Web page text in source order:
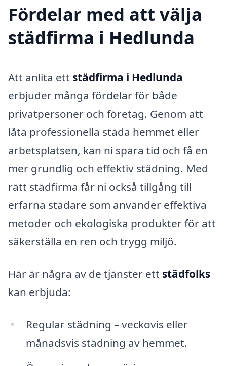
Fördelar med att välja
städfirma i Hedlunda
Att anlita ett städfirma i Hedlunda
erbjuder många fördelar för både
privatpersoner och företag. Genom att
låta professionella städa hemmet eller
arbetsplatsen, kan ni spara tid och få en
mer grundlig och effektiv städning. Med
rätt städfirma får ni också tillgång till
erfarna städare som använder effektiva
metoder och ekologiska produkter för att
säkerställa en ren och trygg miljö.
Här är några av de tjänster ett städfolks
kan erbjuda:
Regular städning – veckovis eller
månadsvis städning av hemmet.